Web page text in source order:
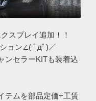
スプレイ追加！！
ョン∠( ﾟдﾟ)／
ンセラーKITも装着込
テムを部品定価+工賃